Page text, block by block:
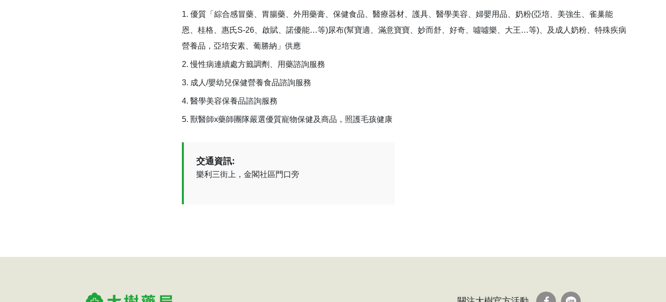
優質「綜合感冒藥、胃腸藥、外用藥膏、保健食品、醫療器材、護具、醫學美容、婦嬰用品、奶粉(亞培、美強生、雀巢能
恩、桂格、惠氏S-26、啟賦、諾優能…等)尿布(幫寶適、滿意寶寶、妙而舒、好奇、噓噓樂、大王…等)、及成人奶粉、特殊疾病
營養品，亞培安素、葡勝納」供應
慢性病連續處方籤調劑、用藥諮詢服務
成人/嬰幼兒保健營養食品諮詢服務
醫學美容保養品諮詢服務
獸醫師x藥師團隊嚴選優質寵物保健及商品，照護毛孩健康
交通資訊:
樂利三街上，金閣社區門口旁